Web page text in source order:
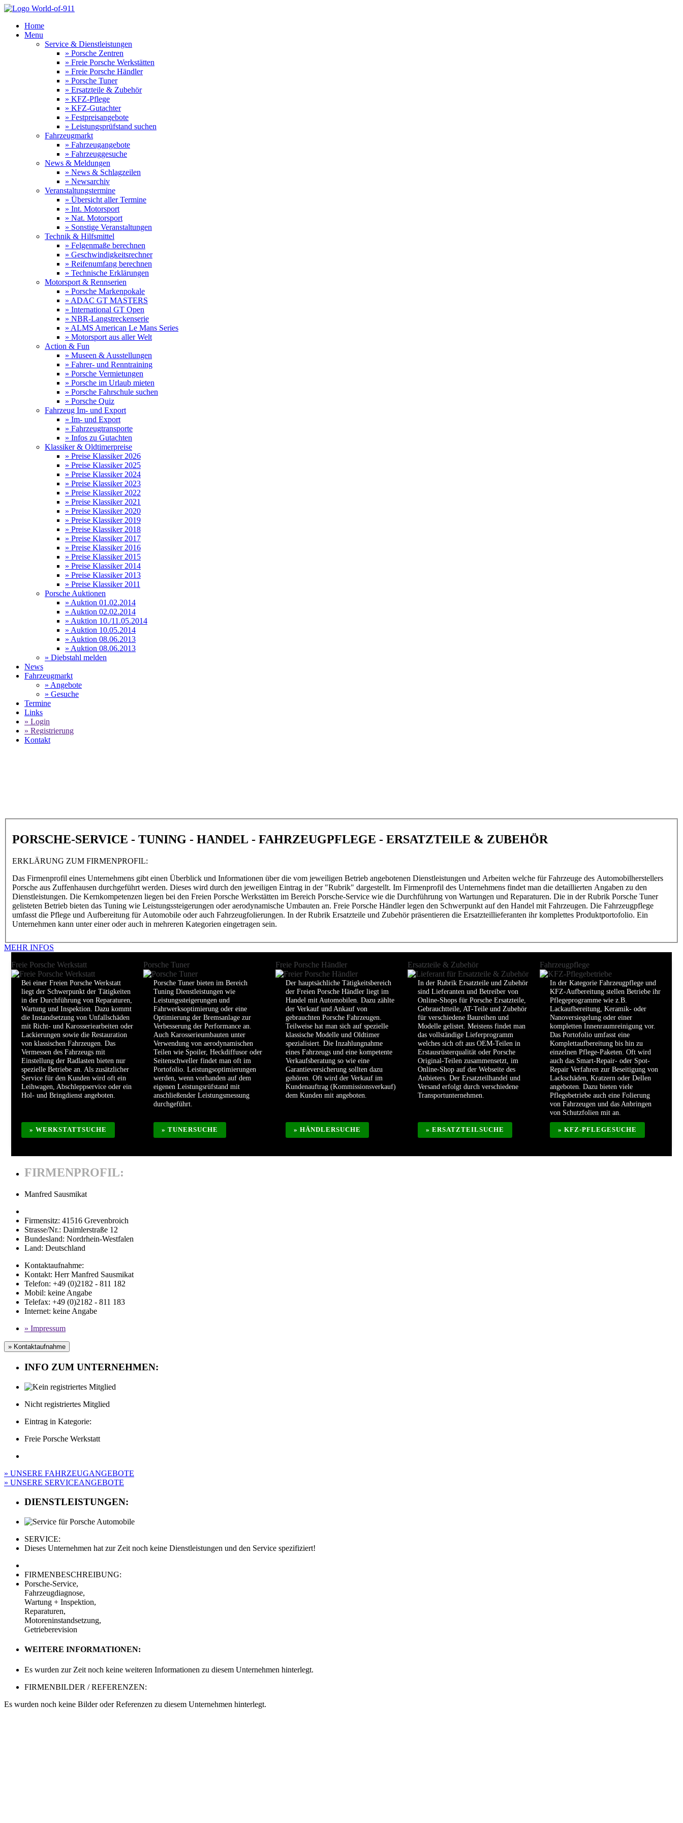
Home
Menu
Service & Dienstleistungen
» Porsche Zentren
» Freie Porsche Werkstätten
» Freie Porsche Händler
» Porsche Tuner
» Ersatzteile & Zubehör
» KFZ-Pflege
» KFZ-Gutachter
» Festpreisangebote
» Leistungsprüfstand suchen
Fahrzeugmarkt
» Fahrzeugangebote
» Fahrzeuggesuche
News & Meldungen
» News & Schlagzeilen
» Newsarchiv
Veranstaltungstermine
» Übersicht aller Termine
» Int. Motorsport
» Nat. Motorsport
» Sonstige Veranstaltungen
Technik & Hilfsmittel
» Felgenmaße berechnen
» Geschwindigkeitsrechner
» Reifenumfang berechnen
» Technische Erklärungen
Motorsport & Rennserien
» Porsche Markenpokale
» ADAC GT MASTERS
» International GT Open
» NBR-Langstreckenserie
» ALMS American Le Mans Series
» Motorsport aus aller Welt
Action & Fun
» Museen & Ausstellungen
» Fahrer- und Renntraining
» Porsche Vermietungen
» Porsche im Urlaub mieten
» Porsche Fahrschule suchen
» Porsche Quiz
Fahrzeug Im- und Export
» Im- und Export
» Fahrzeugtransporte
» Infos zu Gutachten
Klassiker & Oldtimerpreise
» Preise Klassiker 2026
» Preise Klassiker 2025
» Preise Klassiker 2024
» Preise Klassiker 2023
» Preise Klassiker 2022
» Preise Klassiker 2021
» Preise Klassiker 2020
» Preise Klassiker 2019
» Preise Klassiker 2018
» Preise Klassiker 2017
» Preise Klassiker 2016
» Preise Klassiker 2015
» Preise Klassiker 2014
» Preise Klassiker 2013
» Preise Klassiker 2011
Porsche Auktionen
» Auktion 01.02.2014
» Auktion 02.02.2014
» Auktion 10./11.05.2014
» Auktion 10.05.2014
» Auktion 08.06.2013
» Auktion 08.06.2013
» Diebstahl melden
News
Fahrzeugmarkt
» Angebote
» Gesuche
Termine
Links
» Login
» Registrierung
Kontakt
PORSCHE-SERVICE - TUNING - HANDEL - FAHRZEUGPFLEGE - ERSATZTEILE & ZUBEHÖR
ERKLÄRUNG ZUM FIRMENPROFIL:
Das Firmenprofil eines Unternehmens gibt einen Überblick und Informationen über die vom jeweiligen Betrieb angebotenen Dienstleistungen und Arbeiten welche für Fahrzeuge des Automobilherstellers
Porsche aus Zuffenhausen durchgeführt werden. Dieses wird durch den jeweiligen Eintrag in der "Rubrik" dargestellt. Im Firmenprofil des Unternehmens findet man die detaillierten Angaben zu den
Dienstleistungen. Die Kernkompetenzen liegen bei den Freien Porsche Werkstätten im Bereich Porsche-Service wie die Durchführung von Wartungen und Reparaturen. Die in der Rubrik Porsche Tuner
gelisteten Betrieb bieten das Tuning wie Leistungssteigerungen oder aerodynamische Umbauten an. Freie Porsche Händler legen den Schwerpunkt auf den Handel mit Fahrzeugen. Die Fahrzeugpflege
umfasst die Pflege und Aufbereitung für Automobile oder auch Fahrzeugfolierungen. In der Rubrik Ersatzteile und Zubehör präsentieren die Ersatzteillieferanten ihr komplettes Produktportofolio. Ein
Unternehmen kann unter einer oder auch in mehreren Kategorien eingetragen sein.
MEHR INFOS
Freie Porsche Werkstatt
Bei einer Freien Porsche Werkstatt
liegt der Schwerpunkt der Tätigkeiten
in der Durchführung von Reparaturen,
Wartung und Inspektion. Dazu kommt
die Instandsetzung von Unfallschäden
mit Richt- und Karosseriearbeiten oder
Lackierungen sowie die Restauration
von klassischen Fahrzeugen. Das
Vermessen des Fahrzeugs mit
Einstellung der Radlasten bieten nur
spezielle Betriebe an. Als zusätzlicher
Service für den Kunden wird oft ein
Leihwagen, Abschleppservice oder ein
Hol- und Bringdienst angeboten.
» WERKSTATTSUCHE
Porsche Tuner
Porsche Tuner bieten im Bereich
Tuning Dienstleistungen wie
Leistungssteigerungen und
Fahrwerksoptimierung oder eine
Optimierung der Bremsanlage zur
Verbesserung der Performance an.
Auch Karosserieumbauten unter
Verwendung von aerodynamischen
Teilen wie Spoiler, Heckdiffusor oder
Seitenschweller findet man oft im
Portofolio. Leistungsoptimierungen
werden, wenn vorhanden auf dem
eigenen Leistungsrüfstand mit
anschließender Leistungsmessung
durchgeführt.
» TUNERSUCHE
Freie Porsche Händler
Der hauptsächliche Tätigkeitsbereich
der Freien Porsche Händler liegt im
Handel mit Automobilen. Dazu zählte
der Verkauf und Ankauf von
gebrauchten Porsche Fahrzeugen.
Teilweise hat man sich auf spezielle
klassische Modelle und Oldtimer
spezialisiert. Die Inzahlungnahme
eines Fahrzeugs und eine kompetente
Verkaufsberatung so wie eine
Garantieversicherung sollten dazu
gehören. Oft wird der Verkauf im
Kundenauftrag (Kommissionsverkauf)
dem Kunden mit angeboten.
» HÄNDLERSUCHE
Ersatzteile & Zubehör
In der Rubrik Ersatzteile und Zubehör
sind Lieferanten und Betreiber von
Online-Shops für Porsche Ersatzteile,
Gebrauchtteile, AT-Teile und Zubehör
für verschiedene Baureihen und
Modelle gelistet. Meistens findet man
das vollständige Lieferprogramm
welches sich oft aus OEM-Teilen in
Erstausrüsterqualität oder Porsche
Original-Teilen zusammensetzt, im
Online-Shop auf der Webseite des
Anbieters. Der Ersatzteilhandel und
Versand erfolgt durch verschiedene
Transportunternehmen.
» ERSATZTEILSUCHE
Fahrzeugpflege
In der Kategorie Fahrzeugpflege und
KFZ-Aufbereitung stellen Betriebe ihr
Pflegeprogramme wie z.B.
Lackaufbereitung, Keramik- oder
Nanoversiegelung oder einer
kompletten Innenraumreinigung vor.
Das Portofolio umfasst eine
Komplettaufbereitung bis hin zu
einzelnen Pflege-Paketen. Oft wird
auch das Smart-Repair- oder Spot-
Repair Verfahren zur Beseitigung von
Lackschäden, Kratzern oder Dellen
angeboten. Dazu bieten viele
Pflegebetriebe auch eine Folierung
von Fahrzeugen und das Anbringen
von Schutzfolien mit an.
» KFZ-PFLEGESUCHE
FIRMENPROFIL:
Manfred Sausmikat
Firmensitz: 41516 Grevenbroich
Strasse/Nr.: Daimlerstraße 12
Bundesland: Nordrhein-Westfalen
Land: Deutschland
Kontaktaufnahme:
Kontakt: Herr Manfred Sausmikat
Telefon: +49 (0)2182 - 811 182
Mobil: keine Angabe
Telefax: +49 (0)2182 - 811 183
Internet: keine Angabe
» Impressum
» Kontaktaufnahme
INFO ZUM UNTERNEHMEN:
Nicht registriertes Mitglied
Eintrag in Kategorie:
Freie Porsche Werkstatt
» UNSERE FAHRZEUGANGEBOTE
» UNSERE SERVICEANGEBOTE
DIENSTLEISTUNGEN:
SERVICE:
Dieses Unternehmen hat zur Zeit noch keine Dienstleistungen und den Service spezifiziert!
FIRMENBESCHREIBUNG:
Porsche-Service,
Fahrzeugdiagnose,
Wartung + Inspektion,
Reparaturen,
Motoreninstandsetzung,
Getrieberevision
WEITERE INFORMATIONEN:
Es wurden zur Zeit noch keine weiteren Informationen zu diesem Unternehmen hinterlegt.
FIRMENBILDER / REFERENZEN:
Es wurden noch keine Bilder oder Referenzen zu diesem Unternehmen hinterlegt.